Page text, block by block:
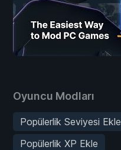
Oyuncu Modları
Popülerlik Seviyesi Ekle
Popülerlik XP Ekle